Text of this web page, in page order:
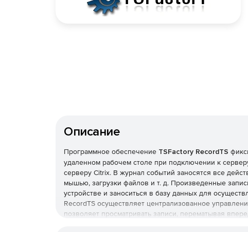
Описание
Программное обеспечение TSFactory RecordTS
удаленном рабочем столе при подключении к
серверу Citrix. В журнал событий заносятся все
мышью, загрузки файлов и т. д. Произведенные
устройстве и заноситься в базу данных для
RecordTS осуществляет централизованное
позволяет просматривать записи, перематывая